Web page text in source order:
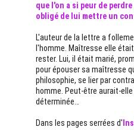
que l'on a si peur de
obligé de lui mettre un
L'auteur de la lettre a
l'homme. Maîtresse elle
rester. Lui, il était marié,
pour épouser sa maîtresse
philosophie, se lier par
homme. Peut-être aurait-
déterminée…
Dans les pages serrées d'